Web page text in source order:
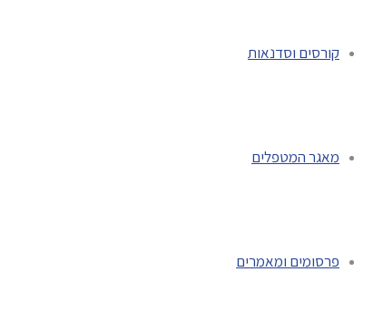
קורסים וסדנאות
מאגר המטפלים
פרסומים ומאמרים